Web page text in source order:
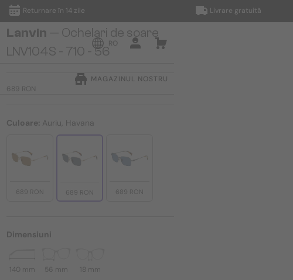
Returnare în 14 zile Livrare gratuită
RO
MAGAZINUL NOSTRU
Lanvin — Ochelari de soare
LNV104S - 710 - 56
689 RON
Culoare: Auriu, Havana
689 RON 689 RON 689 RON
Dimensiuni
140 mm 56 mm 18 mm